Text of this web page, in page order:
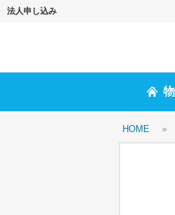
法人申し込み
HOME »